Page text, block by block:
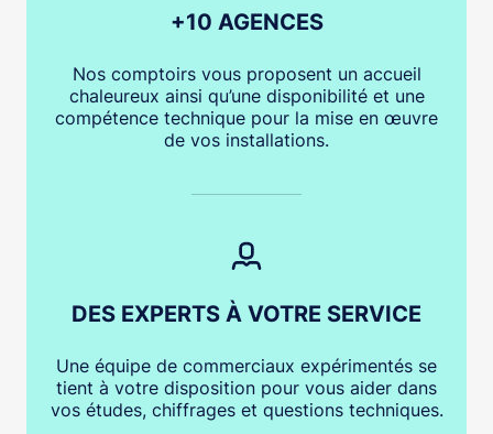
+10 AGENCES
Nos comptoirs vous proposent un accueil
chaleureux ainsi qu’une disponibilité et une
compétence technique pour la mise en œuvre
de vos installations.
DES EXPERTS À VOTRE SERVICE
Une équipe de commerciaux expérimentés se
tient à votre disposition pour vous aider dans
vos études, chiffrages et questions techniques.